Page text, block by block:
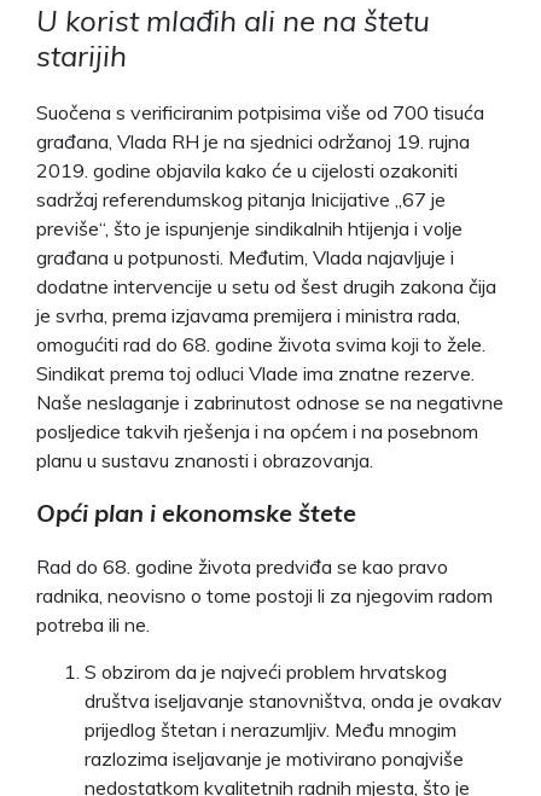
U korist mlađih ali ne na štetu
starijih
Suočena s verificiranim potpisima više od 700 tisuća
građana, Vlada RH je na sjednici održanoj 19. rujna
2019. godine objavila kako će u cijelosti ozakoniti
sadržaj referendumskog pitanja Inicijative „67 je
previše“, što je ispunjenje sindikalnih htijenja i volje
građana u potpunosti. Međutim, Vlada najavljuje i
dodatne intervencije u setu od šest drugih zakona čija
je svrha, prema izjavama premijera i ministra rada,
omogućiti rad do 68. godine života svima koji to žele.
Sindikat prema toj odluci Vlade ima znatne rezerve.
Naše neslaganje i zabrinutost odnose se na negativne
posljedice takvih rješenja i na općem i na posebnom
planu u sustavu znanosti i obrazovanja.
Opći plan i ekonomske štete
Rad do 68. godine života predviđa se kao pravo
radnika, neovisno o tome postoji li za njegovim radom
potreba ili ne.
S obzirom da je najveći problem hrvatskog
društva iseljavanje stanovništva, onda je ovakav
prijedlog štetan i nerazumljiv. Među mnogim
razlozima iseljavanje je motivirano ponajviše
nedostatkom kvalitetnih radnih mjesta, što je